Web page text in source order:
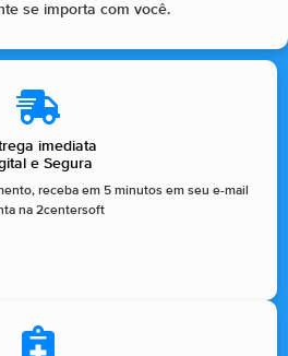
se importa com você.
imediata
e Segura
receba em 5 minutos em seu e-mail
na 2centersoft